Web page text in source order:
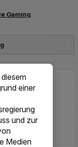
einer
und zur
Medien